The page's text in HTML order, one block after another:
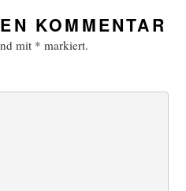
KOMMENTAR
mit * markiert.